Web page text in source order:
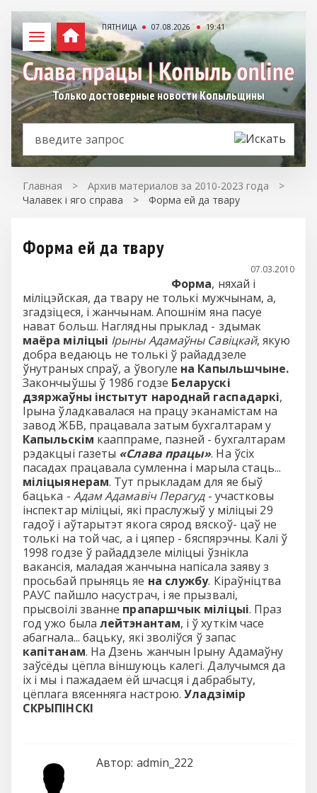
ПЯТНИЦА 07.08.2026 19:41
Только достоверные новости Копыльщины
Главная > Архив материалов за 2010-2023 года
>
Чалавек і яго справа
> Форма ей да твару
Форма ей да твару
07.03.2010
Форма, няхай і
міліцэйская, да твару не толькі мужчынам, а,
згадзіцеся, і жанчынам. Апошнім яна пасуе
нават больш. Наглядны прыклад - здымак
маёра міліцыі Ірыны Адамаўны Савіцкай, якую
добра ведаюць не толькі ў райаддзеле
ўнутраных спраў, а ўвогуле на Капыльшчыне.
Закончыўшы ў 1986 годзе Беларускі
дзяржаўны інстытут народнай гаспадаркі,
Ірына ўладкавалася на працу эканамістам на
завод ЖБВ, працавала затым бухгалтарам у
Капыльскім кааппраме, пазней - бухгалтарам
рэдакцыі газеты «Слава працы». На ўсіх
пасадах працавала сумленна і марыла стаць...
міліцыянерам. Тут прыкладам для яе быў
бацька - Адам Адамавіч Перагуд- участковы
інспектар міліцыі, які праслужыў у міліцыі 29
гадоў і аўтарытэт якога сярод вяскоў- цаў не
толькі на той час, а і цяпер - бяспярэчны. Калі ў
1998 годзе ў райаддзеле міліцыі ўзнікла
вакансія, маладая жанчына напісала заяву з
просьбай прыняць яе на службу. Кіраўніцтва
РАУС пайшло насустрач, і яе прызвалі,
прысвоілі званне прапаршчык міліцыі. Праз
год ужо былалейтэнантам, і ў хуткім часе
абагнала... бацьку, які зволіўся ў запас
капітанам. На Дзень жанчын Ірыну Адамаўну
заўсёды цёпла віншуюць калегі. Далучымся да
іх і мы і пажадаем ёй шчасця і дабрабыту,
цёплага вясенняга настрою.Уладзімір
СКРЫПІНСКІ
Автор: admin_222